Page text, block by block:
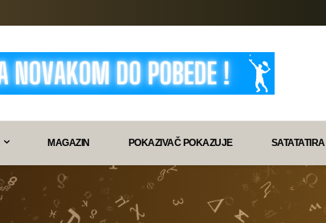
MAGAZIN POKAZIVAČ POKAZUJE SATATATIRA